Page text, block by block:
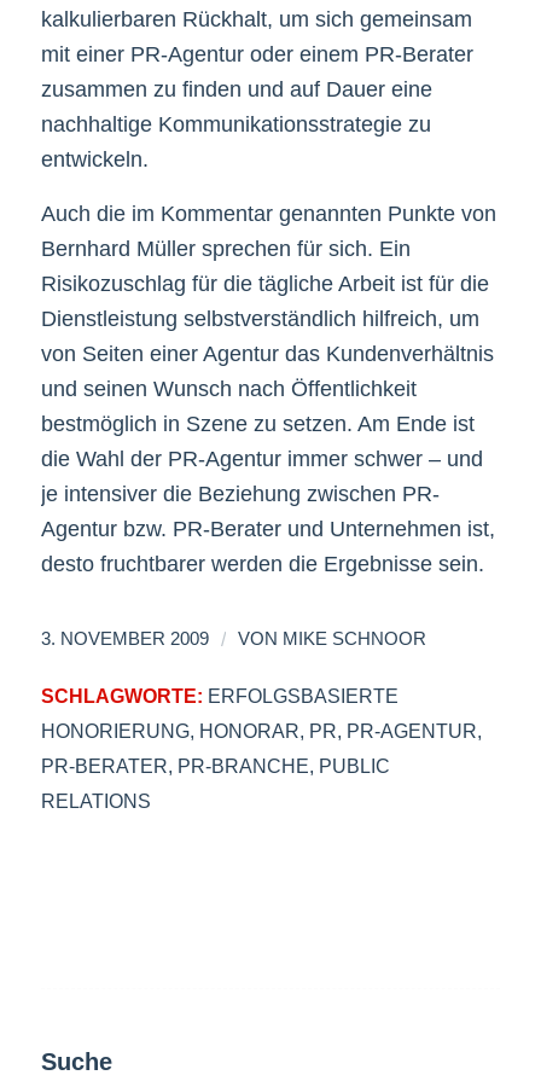
kalkulierbaren Rückhalt, um sich gemeinsam
mit einer PR-Agentur oder einem PR-Berater
zusammen zu finden und auf Dauer eine
nachhaltige Kommunikationsstrategie zu
entwickeln.
Auch die im Kommentar genannten Punkte von
Bernhard Müller sprechen für sich. Ein
Risikozuschlag für die tägliche Arbeit ist für die
Dienstleistung selbstverständlich hilfreich, um
von Seiten einer Agentur das Kundenverhältnis
und seinen Wunsch nach Öffentlichkeit
bestmöglich in Szene zu setzen. Am Ende ist
die Wahl der PR-Agentur immer schwer – und
je intensiver die Beziehung zwischen PR-
Agentur bzw. PR-Berater und Unternehmen ist,
desto fruchtbarer werden die Ergebnisse sein.
3. NOVEMBER 2009 / VON MIKE SCHNOOR
SCHLAGWORTE: ERFOLGSBASIERTE
HONORIERUNG, HONORAR, PR, PR-AGENTUR,
PR-BERATER, PR-BRANCHE, PUBLIC
RELATIONS
Suche